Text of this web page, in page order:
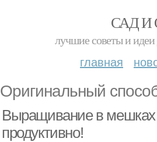
САД И
лучшие советы и идеи
главная
Оригинальный
Выращивание в мешках
продуктивно!